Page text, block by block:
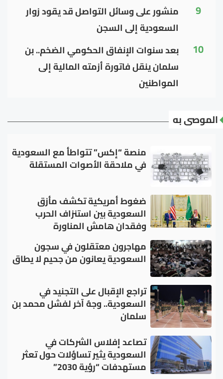
9
منشور على وسائل التواصل قد يقود زوار
السعودية إلى السجن
10
بعد سنوات الإنفاق الحكومي الضخم.. بن
سلمان ينقل فاتورة أزمته المالية إلى
المواطنين
الموصى به
منصة “إكس” تتواطأ مع السعودية
في ملاحقة الأصوات المستقلة
ضغوط أمريكية تكشف مأزق
السعودية بين استنزاف الحرب
وفقدان هامش المناورة
مهاجرون معتقلون في سجون
السعودية يعانون من جحيم لا يطاق
تراجع الإقبال على التجنيد في
السعودية.. وجهٌ آخر لفشل محمد بن
سلمان
تصاعد إفلاس الشركات في
السعودية يثير تساؤلات حول تعثر
مستهدفات “رؤية 2030”